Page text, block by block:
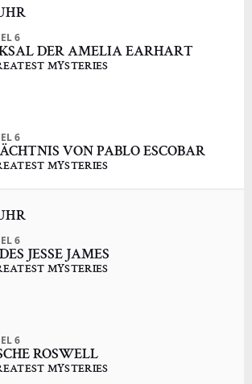
6
DER AMELIA EARHART
MYSTERIES
6
VON PABLO ESCOBAR
MYSTERIES
6
JESSE JAMES
MYSTERIES
6
ROSWELL
MYSTERIES